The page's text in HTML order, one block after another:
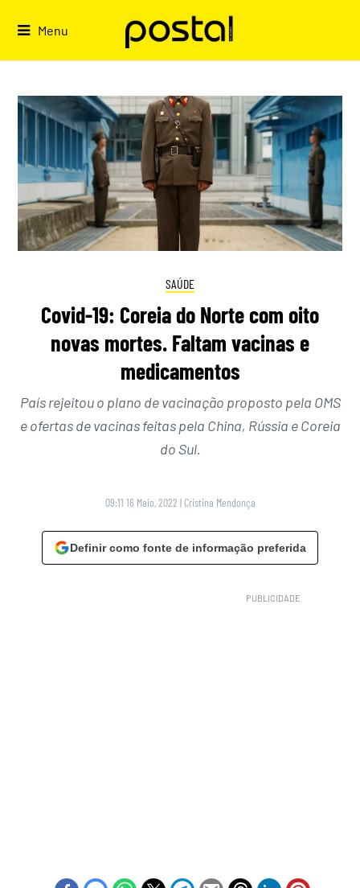
Menu
SAÚDE
Covid-19: Coreia do Norte com oito
novas mortes. Faltam vacinas e
medicamentos
País rejeitou o plano de vacinação proposto pela OMS
e ofertas de vacinas feitas pela China, Rússia e Coreia
do Sul.
09:11 16 Maio, 2022 | Cristina Mendonça
Definir como fonte de informação preferida